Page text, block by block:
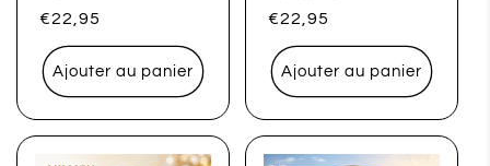
Prix
habituel
€22,95
Ajouter au panier
Prix
habituel
€22,95
Ajouter au panier